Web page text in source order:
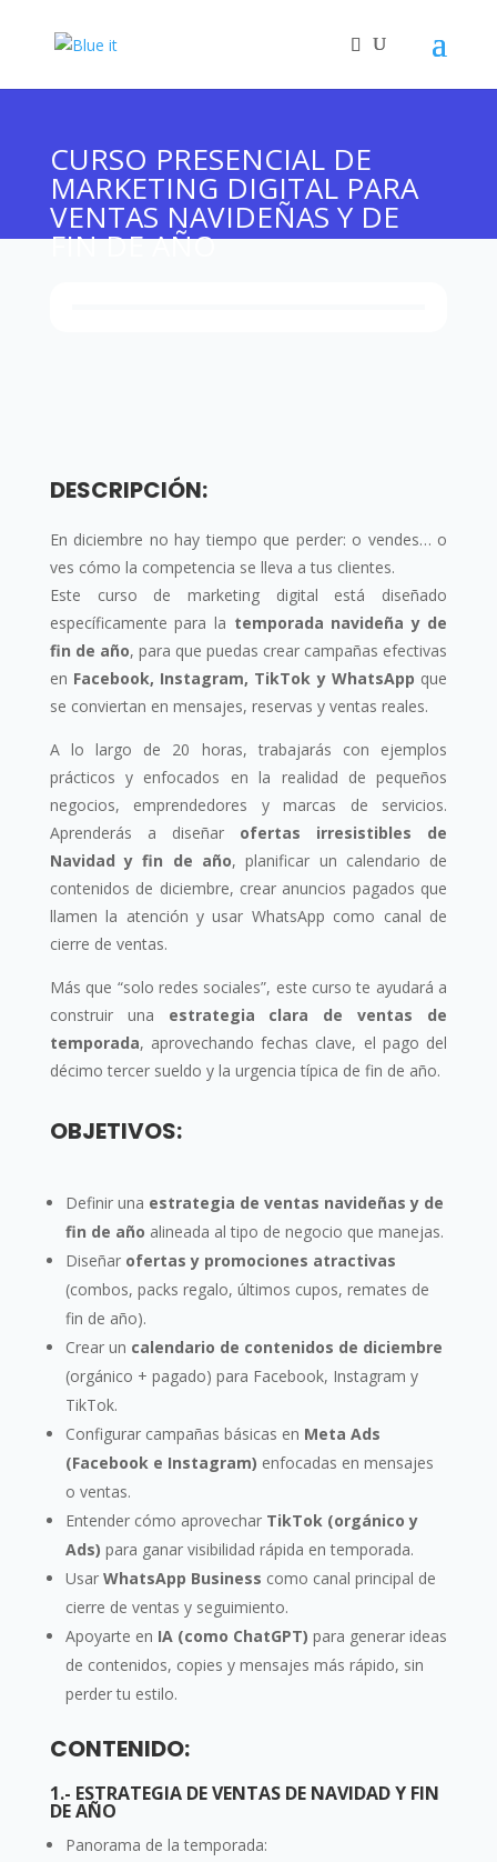
CURSO PRESENCIAL DE
MARKETING DIGITAL PARA
VENTAS NAVIDEÑAS Y DE
FIN DE AÑO
DESCRIPCIÓN:
En diciembre no hay tiempo que perder: o vendes… o
ves cómo la competencia se lleva a tus clientes.
Este curso de marketing digital está diseñado
específicamente para la temporada navideña y de
fin de año, para que puedas crear campañas efectivas
en Facebook, Instagram, TikTok y WhatsApp que
se conviertan en mensajes, reservas y ventas reales.
A lo largo de 20 horas, trabajarás con ejemplos
prácticos y enfocados en la realidad de pequeños
negocios, emprendedores y marcas de servicios.
Aprenderás a diseñar ofertas irresistibles de
Navidad y fin de año, planificar un calendario de
contenidos de diciembre, crear anuncios pagados que
llamen la atención y usar WhatsApp como canal de
cierre de ventas.
Más que “solo redes sociales”, este curso te ayudará a
construir una estrategia clara de ventas de
temporada, aprovechando fechas clave, el pago del
décimo tercer sueldo y la urgencia típica de fin de año.
OBJETIVOS:
Definir una estrategia de ventas navideñas y de
fin de año alineada al tipo de negocio que manejas.
Diseñar ofertas y promociones atractivas
(combos, packs regalo, últimos cupos, remates de
fin de año).
Crear un calendario de contenidos de diciembre
(orgánico + pagado) para Facebook, Instagram y
TikTok.
Configurar campañas básicas en Meta Ads
(Facebook e Instagram) enfocadas en mensajes
o ventas.
Entender cómo aprovechar TikTok (orgánico y
Ads) para ganar visibilidad rápida en temporada.
Usar WhatsApp Business como canal principal de
cierre de ventas y seguimiento.
Apoyarte en IA (como ChatGPT) para generar ideas
de contenidos, copies y mensajes más rápido, sin
perder tu estilo.
CONTENIDO:
1.- ESTRATEGIA DE VENTAS DE NAVIDAD Y FIN
DE AÑO
Panorama de la temporada: